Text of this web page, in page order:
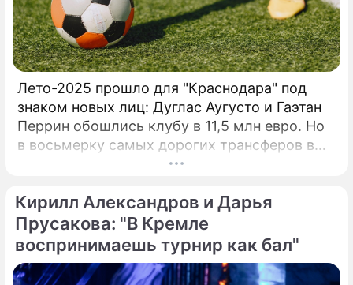
раз Кубок Кремля расширяет свою
деятельность и проводится под эгидой
Евро-Азиатского Танцевального Совета
(ЕАDC), который с 2019 года объединил 15
стран, и сразу же в октябре этого года
провел первые чемпионаты в Китае (г.
Лето-2025 прошло для "Краснодара" под
знаком новых лиц: Дуглас Аугусто и Гаэтан
Перрин обошлись клубу в 11,5 млн евро. Но
в восьмерку самых дорогих трансферов в
истории "быков" эти сделки даже не попали.
действительно выкладывали внушительные
суммы.
Кирилл Александров и Дарья
Прусакова: "В Кремле
воспринимаешь турнир как бал"